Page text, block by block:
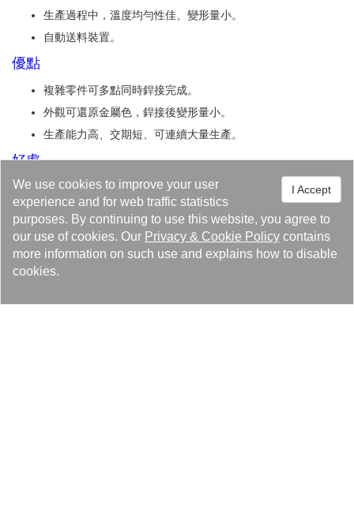
I Accept
We use cookies to improve your user
experience and for web traffic statistics
purposes. By continuing to use this website, you agree to
our use of cookies. Our Privacy & Cookie Policy contains
more information on such use and explains how to disable
cookies.
生產過程中，溫度均勻性佳、變形量小。
自動送料裝置。
優點
複雜零件可多點同時銲接完成。
外觀可還原金屬色，銲接後變形量小。
生產能力高、交期短、可連續大量生產。
好處
銲部氣密性及抗拉力均優於一般銲接法。
銲後熱處理、電鍍不影響其機械性質。
Solutions
Des produits